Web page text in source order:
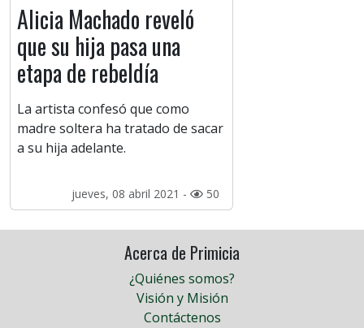
Alicia Machado reveló
que su hija pasa una
etapa de rebeldía
La artista confesó que como
madre soltera ha tratado de sacar
a su hija adelante.
jueves, 08 abril 2021 - 50
Acerca de Primicia
¿Quiénes somos?
Visión y Misión
Contáctenos